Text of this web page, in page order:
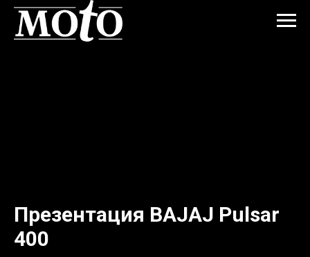
Презентация BAJAJ Pulsar
400